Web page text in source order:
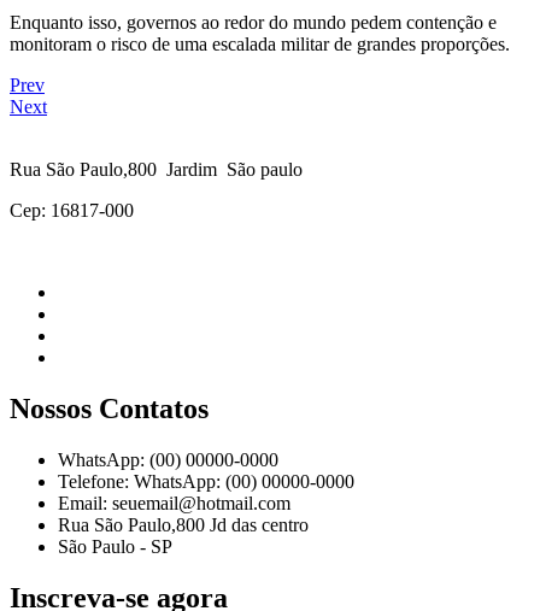
Enquanto isso, governos ao redor do mundo pedem contenção e
monitoram o risco de uma escalada militar de grandes proporções.
Prev
Next
Rua São Paulo,800 Jardim São paulo
Cep: 16817-000
Nossos Contatos
WhatsApp: (00) 00000-0000
Telefone: WhatsApp: (00) 00000-0000
Email: seuemail@hotmail.com
Rua São Paulo,800 Jd das centro
São Paulo - SP
Inscreva-se agora